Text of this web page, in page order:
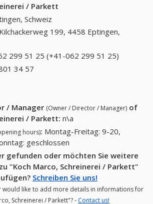
/ Parkett
Schweiz
Kilchackerweg 199, 4458 Eptingen,
299 51 25 (+41-062 299 51 25)
34 57
/ Manager (Owner / Director / Manager) of
/ Parkett: n\a
hours): Montag-Freitag: 9-20,
geschlossen
gefunden oder möchten Sie weitere
"Koch Marco, Schreinerei / Parkett"
Schreiben Sie uns!
like to add more details in informations for
Schreinerei / Parkett"? - Contact us!